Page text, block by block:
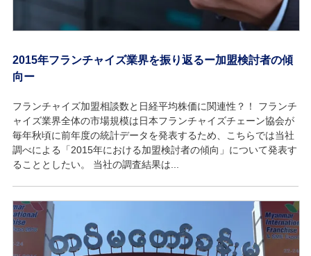
2015年フランチャイズ業界を振り返るー加盟検討者の傾
向ー
フランチャイズ加盟相談数と日経平均株価に関連性？！ フランチ
ャイズ業界全体の市場規模は日本フランチャイズチェーン協会が
毎年秋頃に前年度の統計データを発表するため、こちらでは当社
調べによる「2015年における加盟検討者の傾向」について発表す
ることとしたい。 当社の調査結果は...